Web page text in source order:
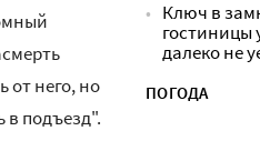
от него, но
в подъезд".
Ключ в
гостиницы
далеко не
ПОГОДА